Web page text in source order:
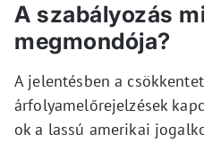
A szabályozás
megmondója?
A jelentésben a
árfolyamelőrejelzések
ok a lassú amerikai